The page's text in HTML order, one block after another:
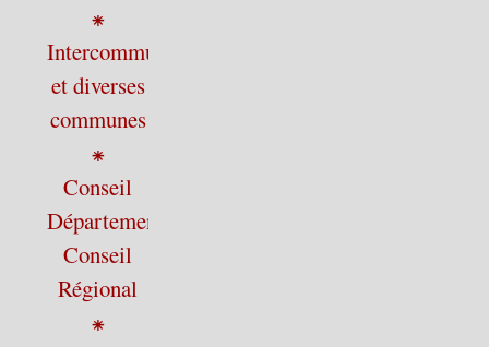
⁕
Intercommunalité
et diverses
communes
⁕
Conseil
Départemental,
Conseil
Régional
⁕